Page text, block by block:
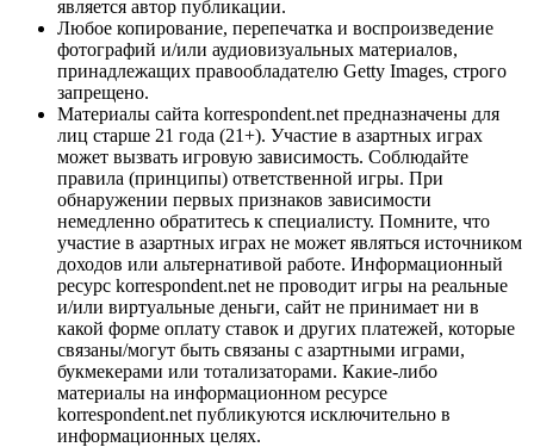
является автор публикации.
Любое копирование, перепечатка и воспроизведение
фотографий и/или аудиовизуальных материалов,
принадлежащих правообладателю Getty Images, строго
запрещено.
Материалы сайта korrespondent.net предназначены для
лиц старше 21 года (21+). Участие в азартных играх
может вызвать игровую зависимость. Соблюдайте
правила (принципы) ответственной игры. При
обнаружении первых признаков зависимости
немедленно обратитесь к специалисту. Помните, что
участие в азартных играх не может являться источником
доходов или альтернативой работе. Информационный
ресурс korrespondent.net не проводит игры на реальные
и/или виртуальные деньги, сайт не принимает ни в
какой форме оплату ставок и других платежей, которые
связаны/могут быть связаны с азартными играми,
букмекерами или тотализаторами. Какие-либо
материалы на информационном ресурсе
korrespondent.net публикуются исключительно в
информационных целях.